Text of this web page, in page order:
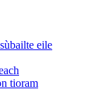
eile
tioram